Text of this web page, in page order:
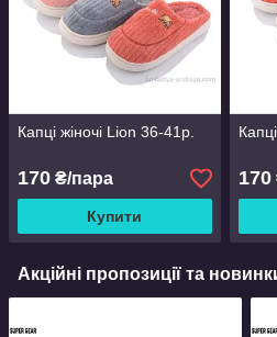
Капці жіночі Lion 36-41р.
170 ₴/пара
Купити
170
Акційні пропозиції та